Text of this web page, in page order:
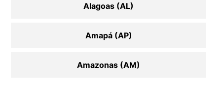
Alagoas (AL)
Amapá (AP)
Amazonas (AM)